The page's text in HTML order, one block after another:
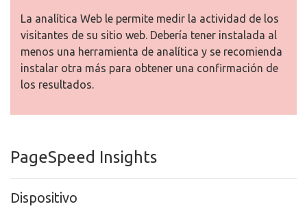
La analítica Web le permite medir la actividad de los
visitantes de su sitio web. Debería tener instalada al
menos una herramienta de analítica y se recomienda
instalar otra más para obtener una confirmación de
los resultados.
PageSpeed Insights
Dispositivo